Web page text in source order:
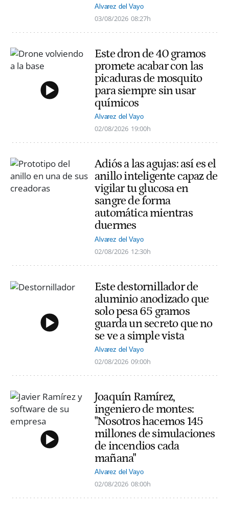
Alvarez del Vayo
03/08/2026 08:27h
Este dron de 40 gramos
promete acabar con las
picaduras de mosquito
para siempre sin usar
químicos
Alvarez del Vayo
02/08/2026 19:00h
Adiós a las agujas: así es el
anillo inteligente capaz de
vigilar tu glucosa en
sangre de forma
automática mientras
duermes
Alvarez del Vayo
02/08/2026 12:30h
Este destornillador de
aluminio anodizado que
solo pesa 65 gramos
guarda un secreto que no
se ve a simple vista
Alvarez del Vayo
02/08/2026 09:00h
Joaquín Ramírez,
ingeniero de montes:
"Nosotros hacemos 145
millones de simulaciones
de incendios cada
mañana"
Alvarez del Vayo
02/08/2026 08:00h